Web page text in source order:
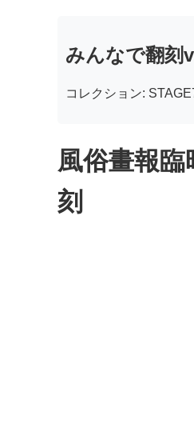
みんなで翻刻
コレクション:
風俗畫報
刻